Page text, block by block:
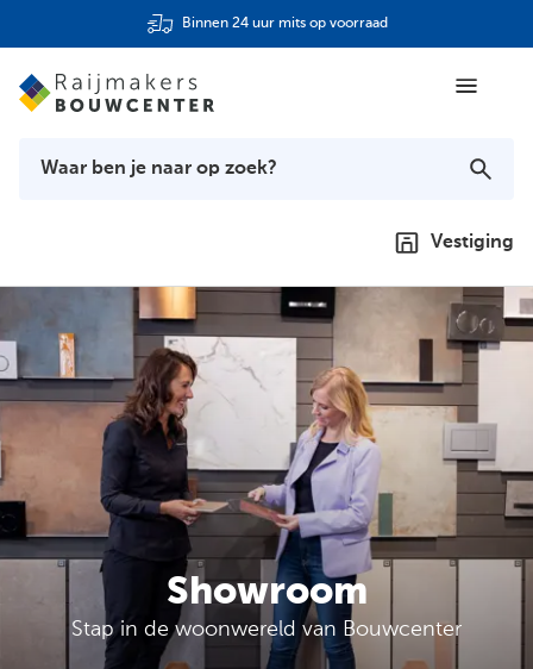
Binnen 24 uur mits op voorraad
Vestiging
Showroom
Stap in de woonwereld van Bouwcenter